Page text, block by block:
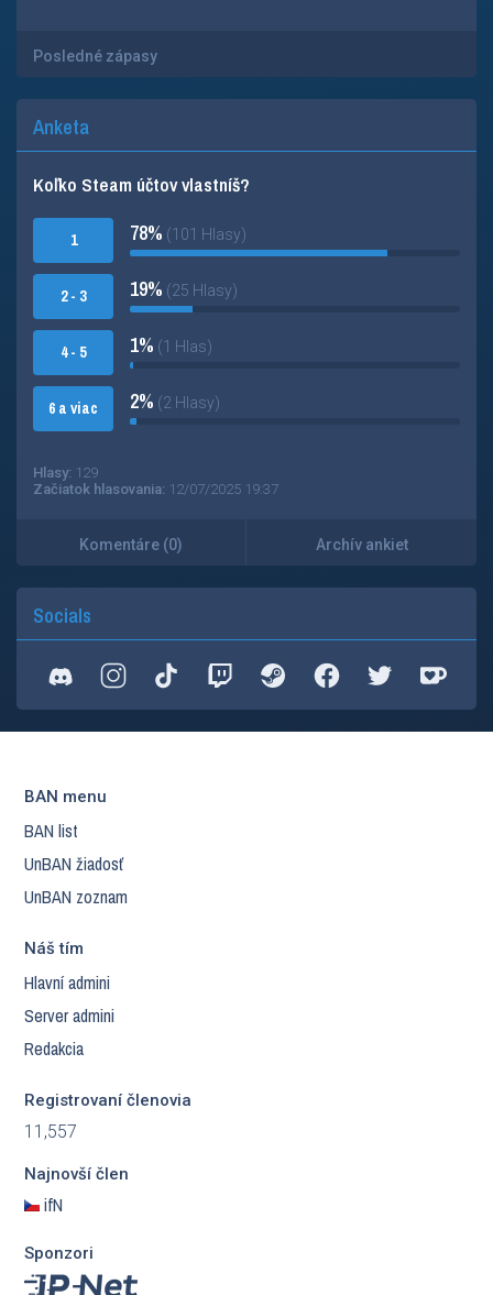
Posledné zápasy
Anketa
Koľko Steam účtov vlastníš?
1
2 - 3
4 - 5
6 a viac
78% (101 Hlasy)
19% (25 Hlasy)
1% (1 Hlas)
2% (2 Hlasy)
Hlasy: 129
Začiatok hlasovania: 12/07/2025 19:37
Komentáre (0) Archív ankiet
Socials
BAN menu
BAN list
UnBAN žiadosť
UnBAN zoznam
Náš tím
Hlavní admini
Server admini
Redakcia
Registrovaní členovia
11,557
Najnovší člen
ifN
Sponzori